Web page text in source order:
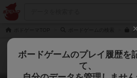
ボードゲームのプレイ履歴を
て、